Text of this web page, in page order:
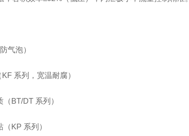
气泡）
系列，宽温耐腐）
BT/DT 系列）
KP 系列）